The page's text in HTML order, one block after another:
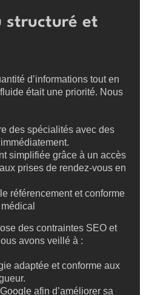
structuré et
d’informations tout en
était une priorité. Nous
des spécialités avec des
simplifiée grâce à un accès
prises de rendez-vous en
référencement et conforme
des contraintes SEO et
avons veillé à :
adaptée et conforme aux
afin d’améliorer sa